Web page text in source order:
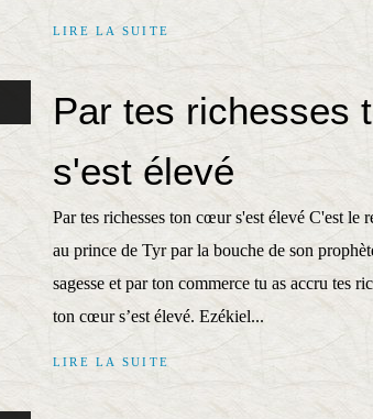
LIRE LA SUITE
Par tes richesses
s'est élevé
Par tes richesses ton cœur s'est élevé C'est le
au prince de Tyr par la bouche de son
sagesse et par ton commerce tu as accru tes
ton cœur s’est élevé. Ezékiel...
LIRE LA SUITE